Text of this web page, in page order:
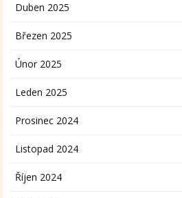
Duben 2025
Březen 2025
Únor 2025
Leden 2025
Prosinec 2024
Listopad 2024
Říjen 2024